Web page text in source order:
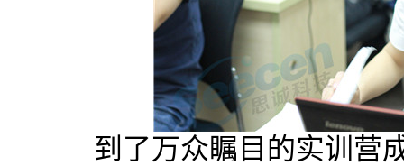
到了万众瞩目的实训营